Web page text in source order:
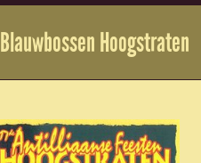
Blauwbossen Hoogstraten